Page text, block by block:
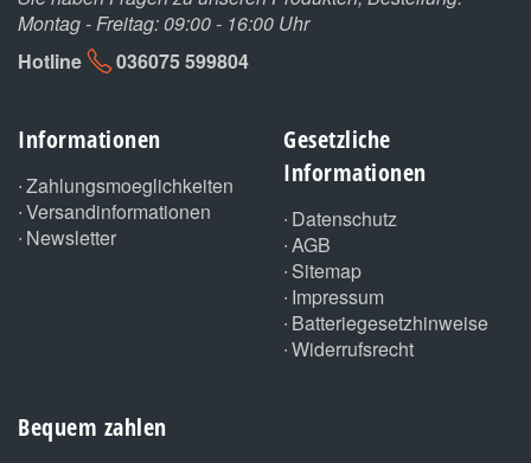
Montag - Freitag: 09:00 - 16:00 Uhr
Hotline
036075 599804
Informationen
Zahlungsmoeglichkeiten
Versandinformationen
Newsletter
Gesetzliche
Informationen
Datenschutz
AGB
Sitemap
Impressum
Batteriegesetzhinweise
Widerrufsrecht
Bequem zahlen